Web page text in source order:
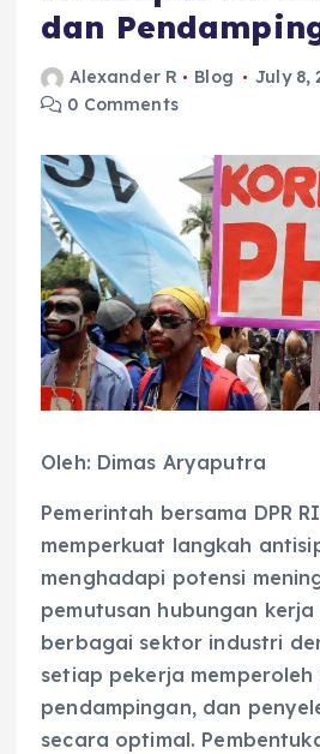
dan
Alexander R Blog
July 8,
0 Comments
Oleh: Dimas Aryaputra
Pemerintah bersama DPR
memperkuat langkah
menghadapi potensi
pemutusan hubungan kerja
berbagai sektor industri
setiap pekerja
pendampingan, dan
secara optimal.